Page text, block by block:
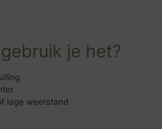
je het?
lage weerstand